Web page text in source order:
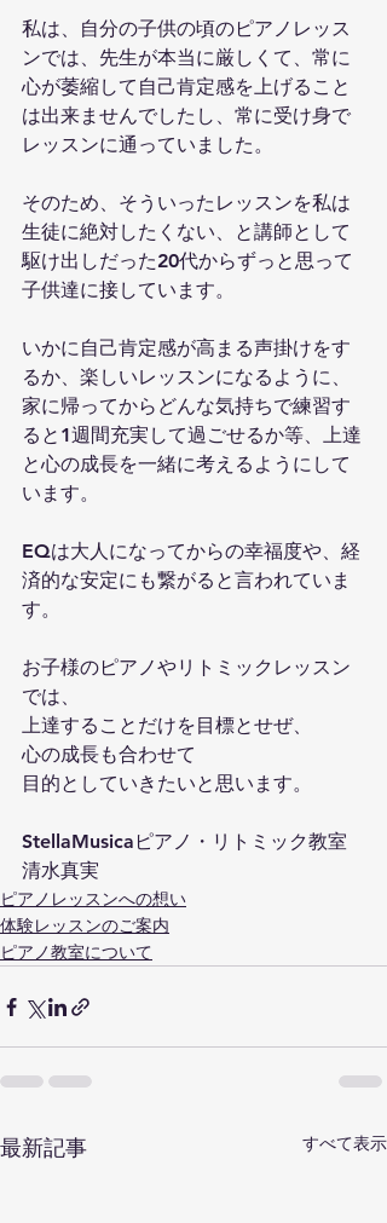
私は、自分の子供の頃のピアノレッス
ンでは、先生が本当に厳しくて、常に
心が萎縮して自己肯定感を上げること
は出来ませんでしたし、常に受け身で
レッスンに通っていました。
そのため、そういったレッスンを私は
生徒に絶対したくない、と講師として
駆け出しだった20代からずっと思って
子供達に接しています。
いかに自己肯定感が高まる声掛けをす
るか、楽しいレッスンになるように、
家に帰ってからどんな気持ちで練習す
ると1週間充実して過ごせるか等、上達
と心の成長を一緒に考えるようにして
います。
EQは大人になってからの幸福度や、経
済的な安定にも繋がると言われていま
す。
お子様のピアノやリトミックレッスン
では、
上達することだけを目標とせぜ、
心の成長も合わせて
目的としていきたいと思います。
StellaMusicaピアノ・リトミック教室
清水真実
ピアノレッスンへの想い
体験レッスンのご案内
ピアノ教室について
最新記事 すべて表示